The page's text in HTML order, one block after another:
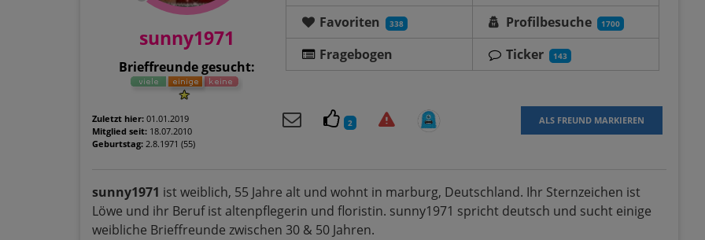
sunny1971
Brieffreunde gesucht:
Favoriten 338 Profilbesuche 1700
Fragebogen Ticker 143
Zuletzt hier: 01.01.2019
Mitglied seit: 18.07.2010
Geburtstag: 2.8.1971 (55)
2 ALS FREUND MARKIEREN
sunny1971 ist weiblich, 55 Jahre alt und wohnt in marburg, Deutschland. Ihr Sternzeichen ist
Löwe und ihr Beruf ist altenpflegerin und floristin. sunny1971 spricht deutsch und sucht einige
weibliche Brieffreunde zwischen 30 & 50 Jahren.